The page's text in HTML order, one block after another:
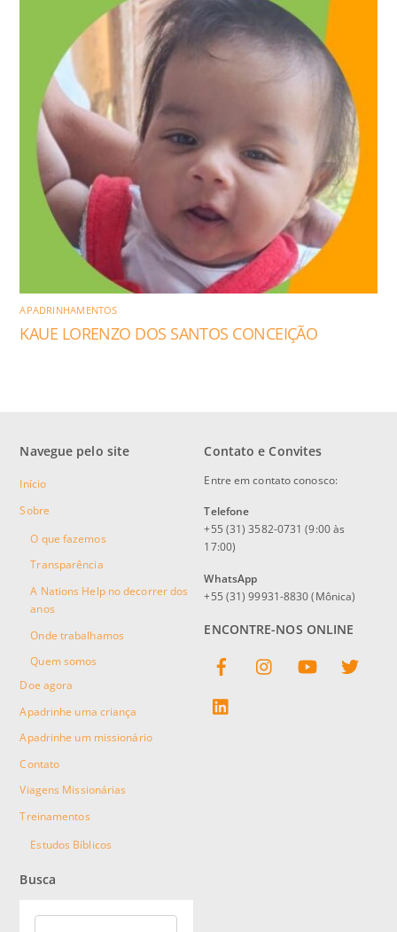
APADRINHAMENTOS
KAUE LORENZO DOS SANTOS CONCEIÇÃO
Navegue pelo site
Início
Sobre
O que fazemos
Transparência
A Nations Help no decorrer dos
anos
Onde trabalhamos
Quem somos
Doe agora
Apadrinhe uma criança
Apadrinhe um missionário
Contato
Viagens Missionárias
Treinamentos
Estudos Bíblicos
Busca
Contato e Convites
Entre em contato conosco:
Telefone
+55 (31) 3582-0731 (9:00 às
17:00)
WhatsApp
+55 (31) 99931-8830 (Mônica)
ENCONTRE-NOS ONLINE